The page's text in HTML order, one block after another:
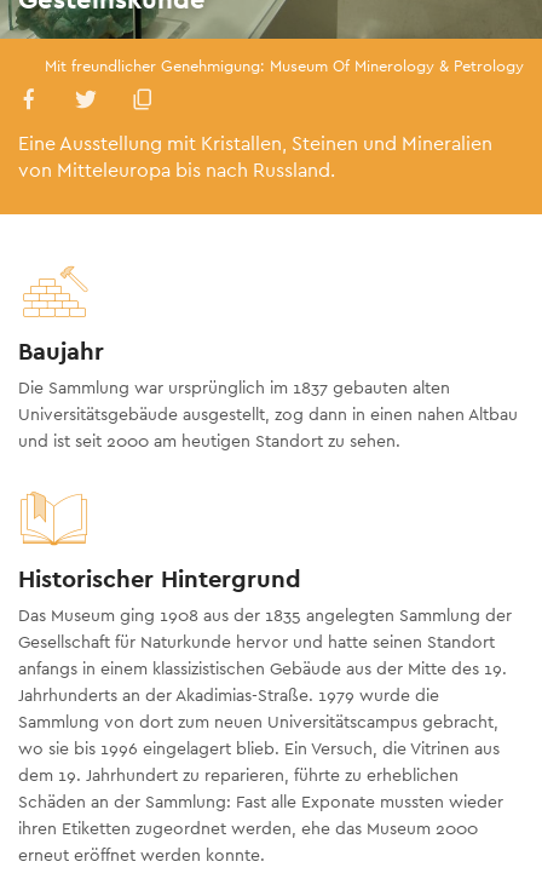
Mit freundlicher Genehmigung: Museum Of Minerology & Petrology
Eine Ausstellung mit Kristallen, Steinen und Mineralien
von Mitteleuropa bis nach Russland.
Baujahr
Die Sammlung war ursprünglich im 1837 gebauten alten
Universitätsgebäude ausgestellt, zog dann in einen nahen Altbau
und ist seit 2000 am heutigen Standort zu sehen.
Historischer Hintergrund
Das Museum ging 1908 aus der 1835 angelegten Sammlung der
Gesellschaft für Naturkunde hervor und hatte seinen Standort
anfangs in einem klassizistischen Gebäude aus der Mitte des 19.
Jahrhunderts an der Akadimias-Straße. 1979 wurde die
Sammlung von dort zum neuen Universitätscampus gebracht,
wo sie bis 1996 eingelagert blieb. Ein Versuch, die Vitrinen aus
dem 19. Jahrhundert zu reparieren, führte zu erheblichen
Schäden an der Sammlung: Fast alle Exponate mussten wieder
ihren Etiketten zugeordnet werden, ehe das Museum 2000
erneut eröffnet werden konnte.